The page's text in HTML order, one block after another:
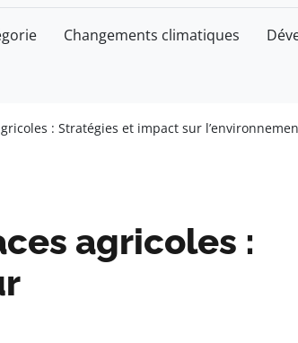
Changements climatiques
: Stratégies et impact sur
agricoles :